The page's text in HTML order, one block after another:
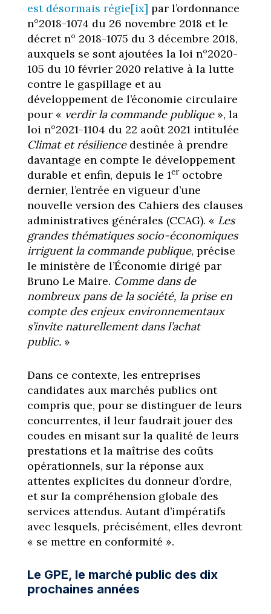
est désormais régie[ix] par l’ordonnance
n°2018-1074 du 26 novembre 2018 et le
décret n° 2018-1075 du 3 décembre 2018,
auxquels se sont ajoutées la loi n°2020-
105 du 10 février 2020 relative à la lutte
contre le gaspillage et au
développement de l’économie circulaire
pour « verdir la commande publique», la
loi n°2021-1104 du 22 août 2021 intitulée
Climat et résiliencedestinée à prendre
davantage en compte le développement
durable et enfin, depuis le 1eroctobre
dernier, l’entrée en vigueur d’une
nouvelle version des Cahiers des clauses
administratives générales (CCAG). « Les
grandes thématiques socio-économiques
irriguent la commande publique, précise
le ministère de l’Économie dirigé par
Bruno Le Maire. Comme dans de
nombreux pans de la société, la prise en
compte des enjeux environnementaux
s’invite naturellement dans l’achat
public.»
Dans ce contexte, les entreprises
candidates aux marchés publics ont
compris que, pour se distinguer de leurs
concurrentes, il leur faudrait jouer des
coudes en misant sur la qualité de leurs
prestations et la maîtrise des coûts
opérationnels, sur la réponse aux
attentes explicites du donneur d’ordre,
et sur la compréhension globale des
services attendus. Autant d’impératifs
avec lesquels, précisément, elles devront
« se mettre en conformité ».
Le GPE, le marché public des dix
prochaines années